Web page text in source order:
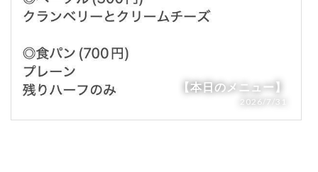
【本日のメニュー】
2026/7/31